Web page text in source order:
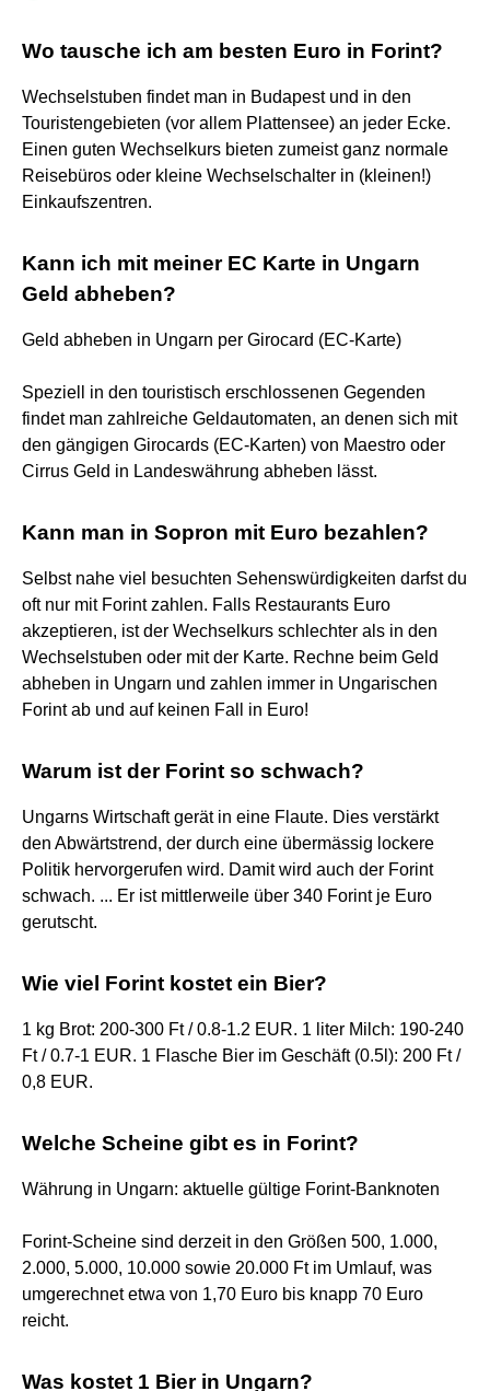
Wo tausche ich am besten Euro in Forint?
Wechselstuben findet man in Budapest und in den
Touristengebieten (vor allem Plattensee) an jeder Ecke.
Einen guten Wechselkurs bieten zumeist ganz normale
Reisebüros oder kleine Wechselschalter in (kleinen!)
Einkaufszentren.
Kann ich mit meiner EC Karte in Ungarn
Geld abheben?
Geld abheben in Ungarn per Girocard (EC-Karte)
Speziell in den touristisch erschlossenen Gegenden
findet man zahlreiche Geldautomaten, an denen sich mit
den gängigen Girocards (EC-Karten) von Maestro oder
Cirrus Geld in Landeswährung abheben lässt.
Kann man in Sopron mit Euro bezahlen?
Selbst nahe viel besuchten Sehenswürdigkeiten darfst du
oft nur mit Forint zahlen. Falls Restaurants Euro
akzeptieren, ist der Wechselkurs schlechter als in den
Wechselstuben oder mit der Karte. Rechne beim Geld
abheben in Ungarn und zahlen immer in Ungarischen
Forint ab und auf keinen Fall in Euro!
Warum ist der Forint so schwach?
Ungarns Wirtschaft gerät in eine Flaute. Dies verstärkt
den Abwärtstrend, der durch eine übermässig lockere
Politik hervorgerufen wird. Damit wird auch der Forint
schwach. ... Er ist mittlerweile über 340 Forint je Euro
gerutscht.
Wie viel Forint kostet ein Bier?
1 kg Brot: 200-300 Ft / 0.8-1.2 EUR. 1 liter Milch: 190-240
Ft / 0.7-1 EUR. 1 Flasche Bier im Geschäft (0.5l): 200 Ft /
0,8 EUR.
Welche Scheine gibt es in Forint?
Währung in Ungarn: aktuelle gültige Forint-Banknoten
Forint-Scheine sind derzeit in den Größen 500, 1.000,
2.000, 5.000, 10.000 sowie 20.000 Ft im Umlauf, was
umgerechnet etwa von 1,70 Euro bis knapp 70 Euro
reicht.
Was kostet 1 Bier in Ungarn?